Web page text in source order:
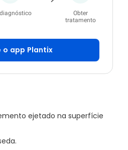
Obter
tratamento
o app Plantix
ejetado na superfície